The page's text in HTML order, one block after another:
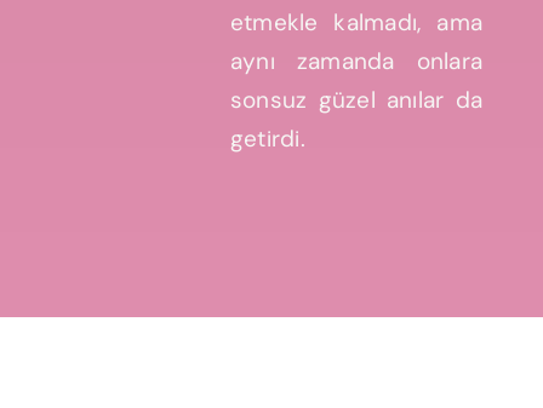
etmekle kalmadı, ama
aynı zamanda onlara
sonsuz güzel anılar da
getirdi.